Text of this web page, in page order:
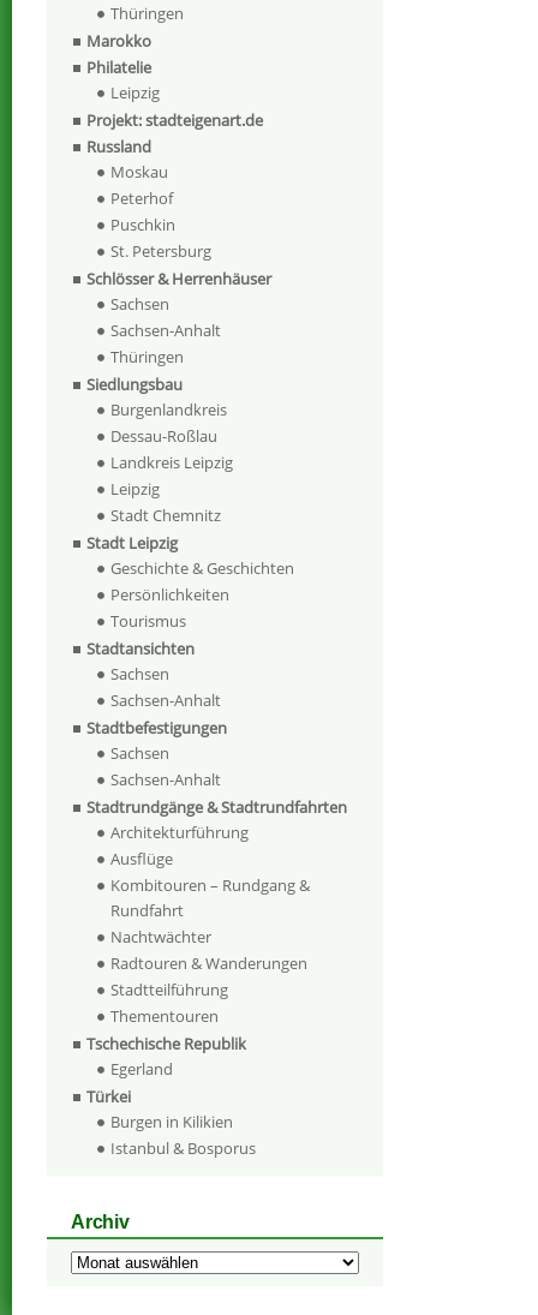
Thüringen
Marokko
Philatelie
Leipzig
Projekt: stadteigenart.de
Russland
Moskau
Peterhof
Puschkin
St. Petersburg
Schlösser & Herrenhäuser
Sachsen
Sachsen-Anhalt
Thüringen
Siedlungsbau
Burgenlandkreis
Dessau-Roßlau
Landkreis Leipzig
Leipzig
Stadt Chemnitz
Stadt Leipzig
Geschichte & Geschichten
Persönlichkeiten
Tourismus
Stadtansichten
Sachsen
Sachsen-Anhalt
Stadtbefestigungen
Sachsen
Sachsen-Anhalt
Stadtrundgänge & Stadtrundfahrten
Architekturführung
Ausflüge
Kombitouren – Rundgang &
Rundfahrt
Nachtwächter
Radtouren & Wanderungen
Stadtteilführung
Thementouren
Tschechische Republik
Egerland
Türkei
Burgen in Kilikien
Istanbul & Bosporus
Archiv
Archiv